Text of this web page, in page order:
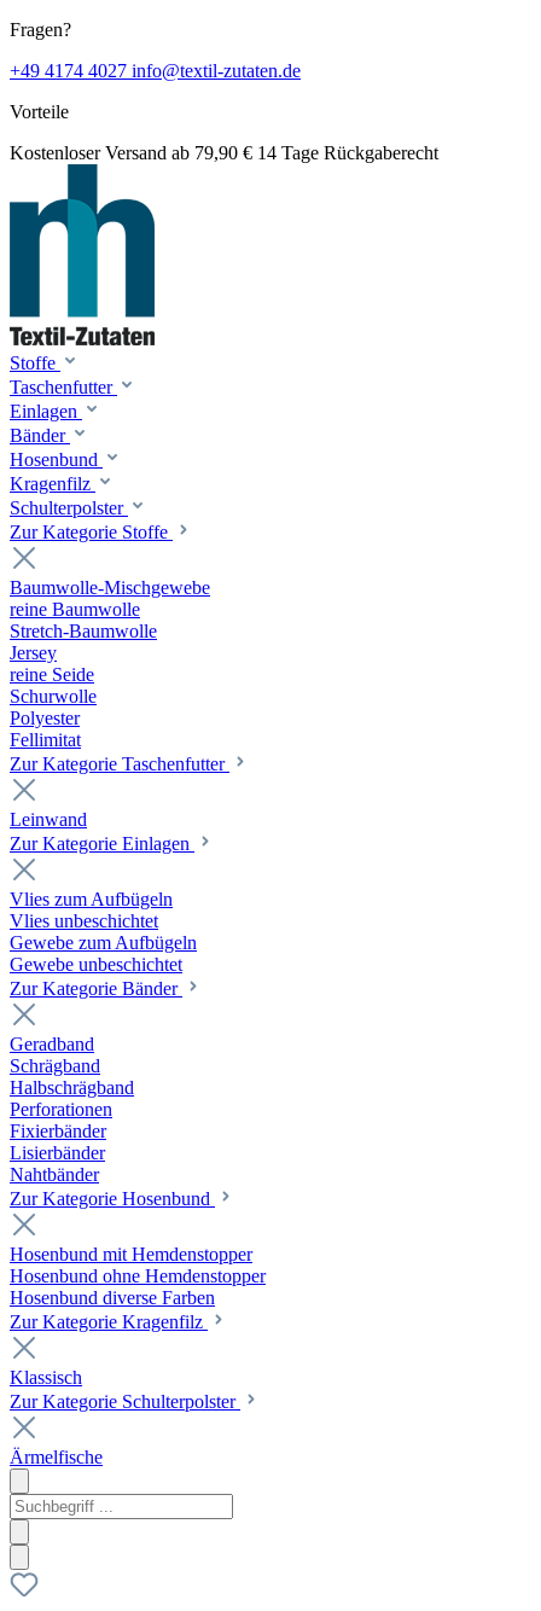
Fragen?
+49 4174 4027 info@textil-zutaten.de
Vorteile
Kostenloser Versand ab 79,90 € 14 Tage Rückgaberecht
Stoffe
Taschenfutter
Einlagen
Bänder
Hosenbund
Kragenfilz
Schulterpolster
Zur Kategorie Stoffe
Baumwolle-Mischgewebe
reine Baumwolle
Stretch-Baumwolle
Jersey
reine Seide
Schurwolle
Polyester
Fellimitat
Zur Kategorie Taschenfutter
Leinwand
Zur Kategorie Einlagen
Vlies zum Aufbügeln
Vlies unbeschichtet
Gewebe zum Aufbügeln
Gewebe unbeschichtet
Zur Kategorie Bänder
Geradband
Schrägband
Halbschrägband
Perforationen
Fixierbänder
Lisierbänder
Nahtbänder
Zur Kategorie Hosenbund
Hosenbund mit Hemdenstopper
Hosenbund ohne Hemdenstopper
Hosenbund diverse Farben
Zur Kategorie Kragenfilz
Klassisch
Zur Kategorie Schulterpolster
Ärmelfische